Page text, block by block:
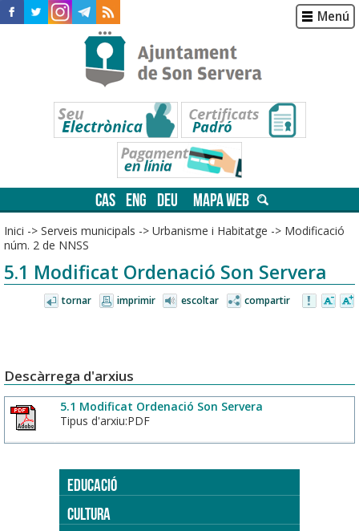
Menú
CAS ENG DEU MAPA WEB
Inici -> Serveis municipals -> Urbanisme i Habitatge -> Modificació
núm. 2 de NNSS
5.1 Modificat Ordenació Son Servera
tornar imprimir escoltar compartir
Descàrrega d'arxius
5.1 Modificat Ordenació Son Servera
Tipus d'arxiu:PDF
EDUCACIÓ
CULTURA